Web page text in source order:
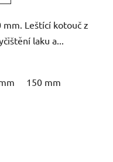
mm. Leštící kotouč z
laku a...
150 mm